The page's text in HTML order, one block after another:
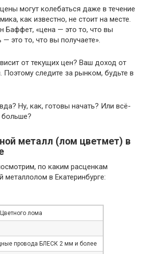
могут колебаться даже в течение
как известно, не стоит на месте.
Баффет, «цена — это то, что вы
— это то, что вы получаете».
от текущих цен? Ваш доход от
Поэтому следите за рынком, будьте в
Ну, как, готовы начать? Или всё-
больше?
металл (лом цветмет) в
по каким расценкам
металлолом в Екатеринбурге:
лома
провода БЛЕСК 2 мм и более